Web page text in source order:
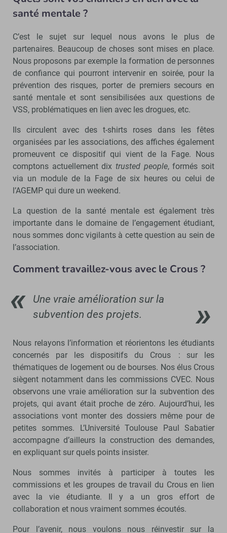
santé mentale ?
C’est le sujet sur lequel nous avons le plus de
partenaires. Beaucoup de choses sont mises en place.
Nous proposons par exemple la formation de personnes
de confiance qui pourront intervenir en soirée, pour la
prévention des risques, porter de premiers secours en
santé mentale et sont sensibilisées aux questions de
VSS, problématiques en lien avec les drogues, etc.
Ils circulent avec des t-shirts roses dans les fêtes
organisées par les associations, des affiches également
promeuvent ce dispositif qui vient de la Fage. Nous
comptons actuellement dix trusted people, formés soit
via un module de la Fage de six heures ou celui de
l’AGEMP qui dure un weekend.
La question de la santé mentale est également très
importante dans le domaine de l’engagement étudiant,
nous sommes donc vigilants à cette question au sein de
l’association.
Comment travaillez-vous avec le Crous ?
Une vraie amélioration sur la
subvention des projets.
Nous relayons l’information et réorientons les étudiants
concernés par les dispositifs du Crous : sur les
thématiques de logement ou de bourses. Nos élus Crous
siègent notamment dans les commissions CVEC. Nous
observons une vraie amélioration sur la subvention des
projets, qui avant était proche de zéro. Aujourd’hui, les
associations vont monter des dossiers même pour de
petites sommes. L’Université Toulouse Paul Sabatier
accompagne d’ailleurs la construction des demandes,
en expliquant sur quels points insister.
Nous sommes invités à participer à toutes les
commissions et les groupes de travail du Crous en lien
avec la vie étudiante. Il y a un gros effort de
collaboration et nous vraiment sommes écoutés.
Pour l’avenir, nous voulons nous réinvestir sur la